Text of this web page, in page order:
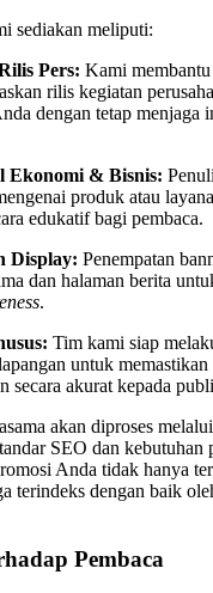
sediakan meliputi:
Pers: Kami membantu
rilis kegiatan
dengan tetap menjaga
Ekonomi & Bisnis:
produk atau
edukatif bagi pembaca.
Display: Penempatan
dan halaman berita
.
Tim kami siap
untuk memastikan
secara akurat kepada
akan diproses
SEO dan kebutuhan
Anda tidak hanya
terindeks dengan baik
Pembaca